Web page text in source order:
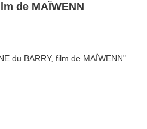
de MAÏWENN